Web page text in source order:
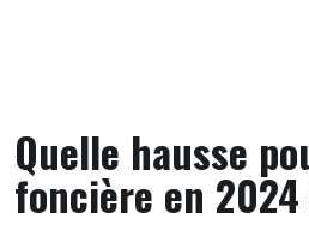
Quelle hausse
foncière en 2024